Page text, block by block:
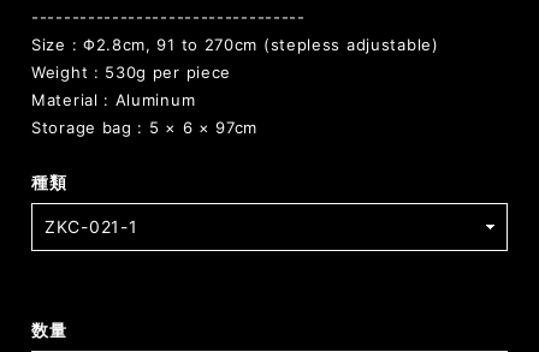
----------------------------------
Size : Φ2.8cm, 91 to 270cm (stepless adjustable)
Weight : 530g per piece
Material : Aluminum
Storage bag : 5 × 6 × 97cm
種類
数量